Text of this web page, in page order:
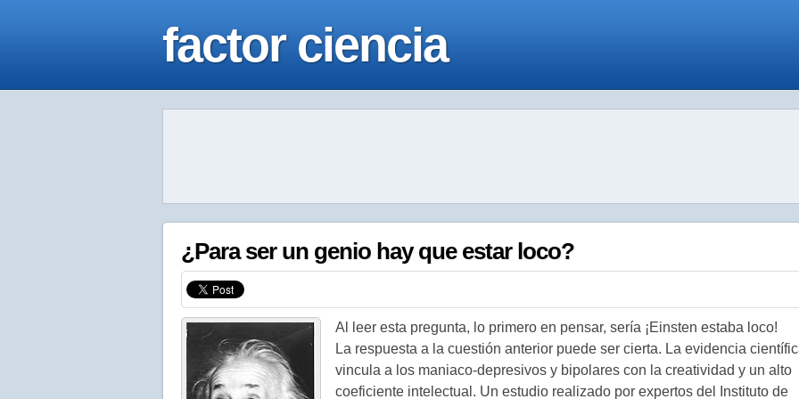
factor ciencia
¿Para ser un genio hay que estar loco?
Al leer esta pregunta, lo primero en pensar, sería ¡Einsten estaba loco!
La respuesta a la cuestión anterior puede ser cierta. La evidencia
vincula a los maniaco-depresivos y bipolares con la creatividad y un alto
coeficiente intelectual. Un estudio realizado por expertos del Instituto de